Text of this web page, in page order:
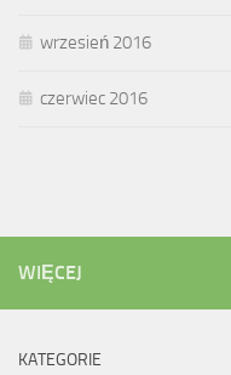
wrzesień 2016
czerwiec 2016
WIĘCEJ
KATEGORIE